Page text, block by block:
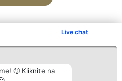
Live chat
🙂 Kliknite na
Kontakt
Kontakt